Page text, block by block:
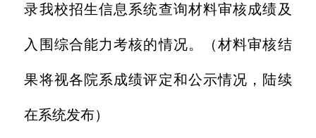
录我校招生信息系统查询材料审核成绩及
入围综合能力考核的情况。（材料审核结
果将视各院系成绩评定和公示情况，陆续
在系统发布）